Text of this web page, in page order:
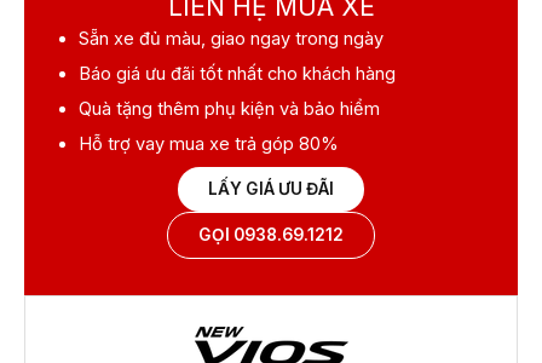
LIÊN HỆ MUA XE
Sẵn xe đủ màu, giao ngay trong ngày
Báo giá ưu đãi tốt nhất cho khách hàng
Quà tặng thêm phụ kiện và bảo hiểm
Hỗ trợ vay mua xe trả góp 80%
LẤY GIÁ ƯU ĐÃI
GỌI 0938.69.1212